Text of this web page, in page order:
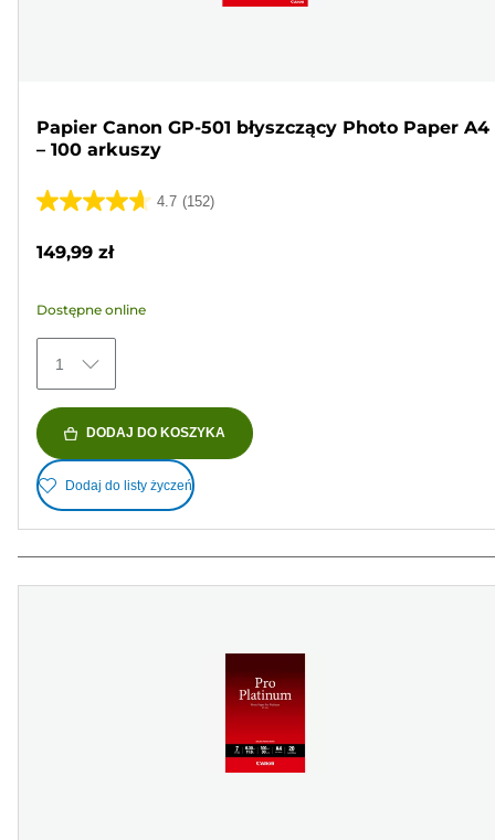
Papier Canon GP-501 błyszczący Photo Paper A4
– 100 arkuszy
4.7 (152)
4.7
152
Recenzji
149,99 zł
Dostępne online
1
DODAJ DO KOSZYKA
Dodaj do listy życzeń